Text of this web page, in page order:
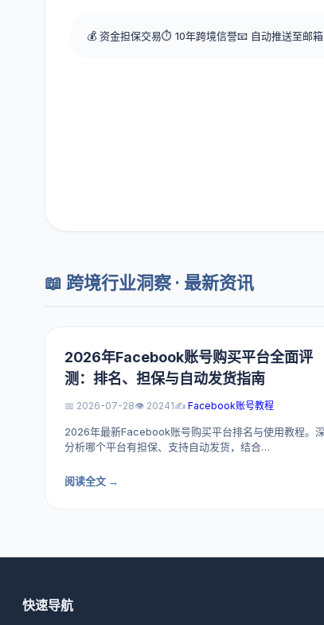
💰 资金担保交易⏱️ 10年跨境信誉📧 自动推送至邮箱
📖 跨境行业洞察 · 最新资讯
2026年Facebook账号购买平台全面评
测：排名、担保与自动发货指南
📅 2026-07-28👁️ 20241✍️ Facebook账号教程
2026年最新Facebook账号购买平台排名与使用教程。
分析哪个平台有担保、支持自动发货，结合…
阅读全文 →
快速导航